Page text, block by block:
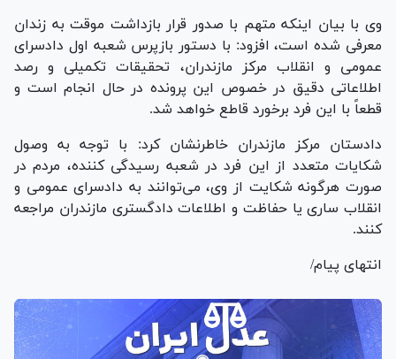
وی با بیان اینکه متهم با صدور قرار بازداشت موقت به زندان
معرفی شده است، افزود: با دستور بازپرس شعبه اول دادسرای
عمومی و انقلاب مرکز مازندران، تحقیقات تکمیلی و رصد
اطلاعاتی دقیق در خصوص این پرونده در حال انجام است و
قطعاً با این فرد برخورد قاطع خواهد شد.
دادستان مرکز مازندران خاطرنشان کرد: با توجه به وصول
شکایات متعدد از این فرد در شعبه رسیدگی کننده، مردم در
صورت هرگونه شکایت از وی، می‌توانند به دادسرای عمومی و
انقلاب ساری یا حفاظت و اطلاعات دادگستری مازندران مراجعه
کنند.
انتهای پیام/